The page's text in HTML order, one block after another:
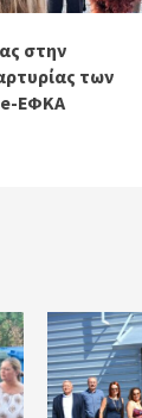
στην
των
e-ΕΦΚΑ